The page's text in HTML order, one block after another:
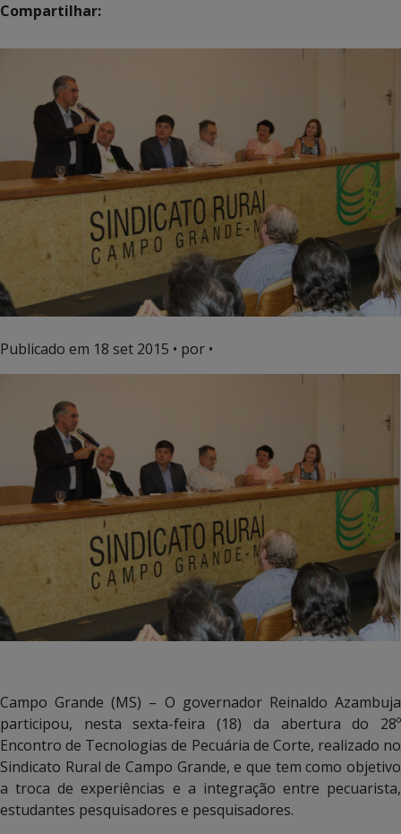
Compartilhar:
Publicado em 18 set 2015 • por •
Campo Grande (MS) – O governador Reinaldo Azambuja
participou, nesta sexta-feira (18) da abertura do 28º
Encontro de Tecnologias de Pecuária de Corte, realizado no
Sindicato Rural de Campo Grande, e que tem como objetivo
a troca de experiências e a integração entre pecuarista,
estudantes pesquisadores e pesquisadores.